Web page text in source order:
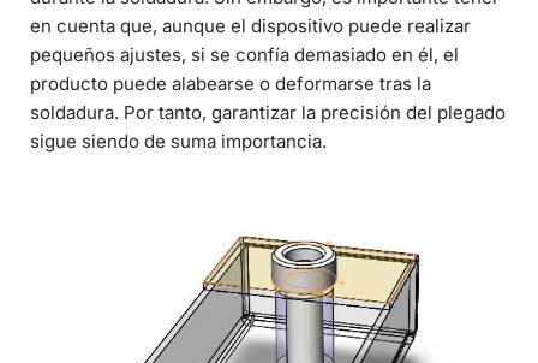
en cuenta que, aunque el dispositivo puede realizar
pequeños ajustes, si se confía demasiado en él, el
producto puede alabearse o deformarse tras la
soldadura. Por tanto, garantizar la precisión del plegado
sigue siendo de suma importancia.